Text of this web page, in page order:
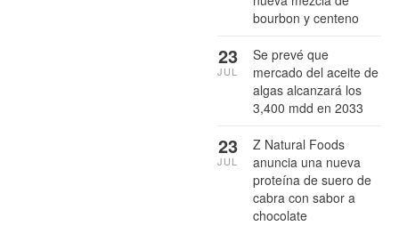
bourbon y centeno
Se prevé que
mercado del aceite de
algas alcanzará los
3,400 mdd en 2033
23
JUL
Z Natural Foods
anuncia una nueva
proteína de suero de
cabra con sabor a
chocolate
23
JUL